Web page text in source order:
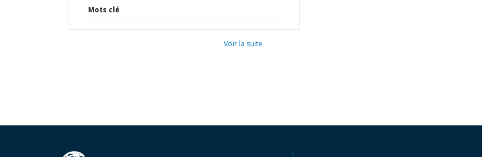
Mots clé
Voir la suite